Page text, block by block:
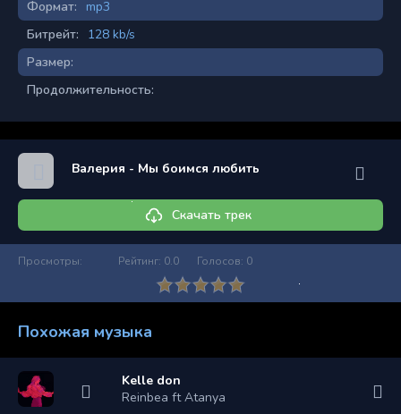
Формат:
mp3
Битрейт:
128 kb/s
Размер:
Продолжительность:
Валерия - Мы боимся любить
Скачать трек
Просмотры: Рейтинг: 0.0 Голосов: 0
Похожая музыка
Kelle don
Reinbea ft Atanya